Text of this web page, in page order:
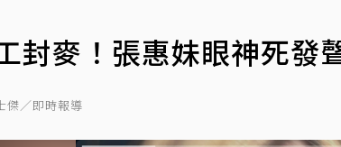
封麥！張惠妹眼神死發
傑／即時報導